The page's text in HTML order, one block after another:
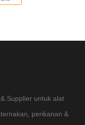
Supplier untuk alat
perikanan &